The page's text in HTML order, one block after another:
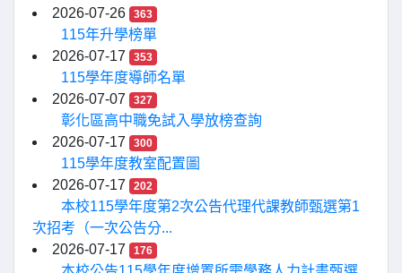
2026-07-26
363
115年升學榜單
2026-07-17
353
115學年度導師名單
2026-07-07
327
彰化區高中職免試入學放榜查詢
2026-07-17
300
115學年度教室配置圖
2026-07-17
202
本校115學年度第2次公告代理代課教師甄選第1
次招考（一次公告分...
2026-07-17
176